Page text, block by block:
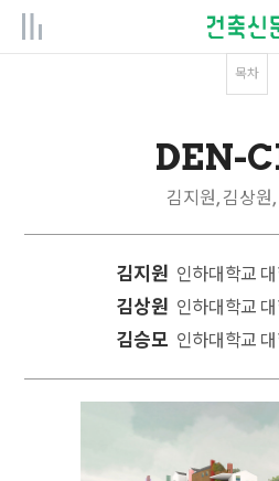
목차
DEN-
김지원, 김상원
김지원 인하대학교
김상원 인하대학교
김승모 인하대학교